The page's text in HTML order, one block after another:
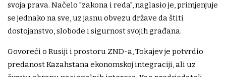
svoja prava. Načelo "zakona i reda", naglasio je, primjenjuje
se jednako na sve, uz jasnu obvezu države da štiti
dostojanstvo, slobode i sigurnost svojih građana.
Govoreći o Rusiji i prostoru ZND-a, Tokajev je potvrdio
predanost Kazahstana ekonomskoj integraciji, ali uz